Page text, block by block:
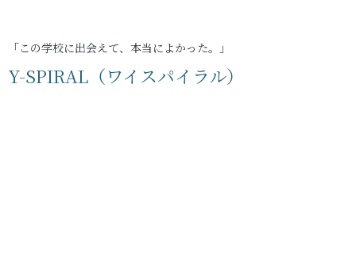
「この学校に出会えて、本当によかった。」
Y-SPIRAL（ワイスパイラル）